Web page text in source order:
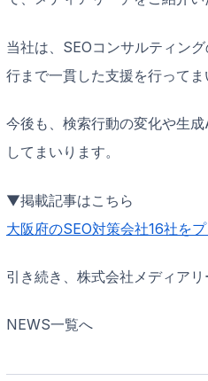
当社は、SEOコンサルティン
行まで一貫した支援を行ってま
今後も、検索行動の変化や生
してまいります。
▼掲載記事はこちら
大阪府のSEO対策会社16社を
引き続き、株式会社メディア
NEWS一覧へ